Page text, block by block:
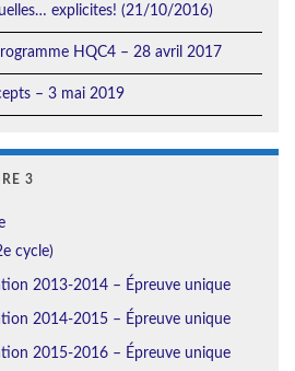
explicites! (21/10/2016)
HQC4 – 28 avril 2017
– 3 mai 2019
3
cycle)
2013-2014 – Épreuve unique
2014-2015 – Épreuve unique
2015-2016 – Épreuve unique